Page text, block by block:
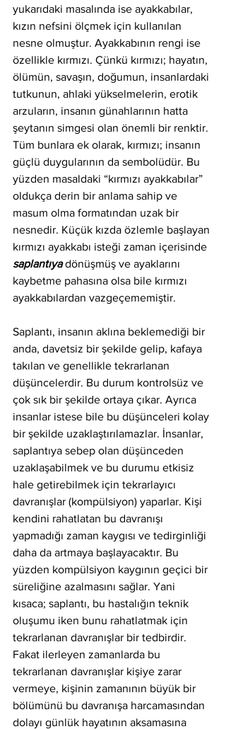
yukarıdaki masalında ise ayakkabılar,
kızın nefsini ölçmek için kullanılan
nesne olmuştur. Ayakkabının rengi ise
özellikle kırmızı. Çünkü kırmızı; hayatın,
ölümün, savaşın, doğumun, insanlardaki
tutkunun, ahlaki yükselmelerin, erotik
arzuların, insanın günahlarının hatta
şeytanın simgesi olan önemli bir renktir.
Tüm bunlara ek olarak, kırmızı; insanın
güçlü duygularının da sembolüdür. Bu
yüzden masaldaki “kırmızı ayakkabılar”
oldukça derin bir anlama sahip ve
masum olma formatından uzak bir
nesnedir. Küçük kızda özlemle başlayan
kırmızı ayakkabı isteği zaman içerisinde
saplantıya dönüşmüş ve ayaklarını
kaybetme pahasına olsa bile kırmızı
ayakkabılardan vazgeçememiştir.
Saplantı, insanın aklına beklemediği bir
anda, davetsiz bir şekilde gelip, kafaya
takılan ve genellikle tekrarlanan
düşüncelerdir. Bu durum kontrolsüz ve
çok sık bir şekilde ortaya çıkar. Ayrıca
insanlar istese bile bu düşünceleri kolay
bir şekilde uzaklaştırılamazlar. İnsanlar,
saplantıya sebep olan düşünceden
uzaklaşabilmek ve bu durumu etkisiz
hale getirebilmek için tekrarlayıcı
davranışlar (kompülsiyon) yaparlar. Kişi
kendini rahatlatan bu davranışı
yapmadığı zaman kaygısı ve tedirginliği
daha da artmaya başlayacaktır. Bu
yüzden kompülsiyon kaygının geçici bir
süreliğine azalmasını sağlar. Yani
kısaca; saplantı, bu hastalığın teknik
oluşumu iken bunu rahatlatmak için
tekrarlanan davranışlar bir tedbirdir.
Fakat ilerleyen zamanlarda bu
tekrarlanan davranışlar kişiye zarar
vermeye, kişinin zamanının büyük bir
bölümünü bu davranışa harcamasından
dolayı günlük hayatının aksamasına